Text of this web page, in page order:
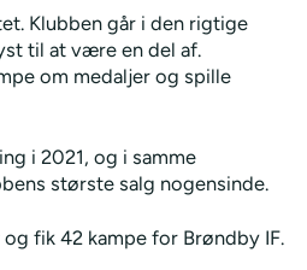
Klubben går i den rigtige
til at være en del af.
om medaljer og spille
i 2021, og i samme
største salg nogensinde.
fik 42 kampe for Brøndby IF.